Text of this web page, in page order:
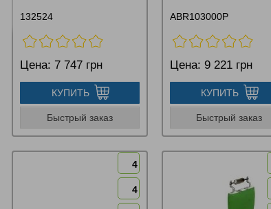
132524
Цена: 7 747 грн
КУПИТЬ
Быстрый заказ
ABR103000P
Цена: 9 221 грн
КУПИТЬ
Быстрый заказ
4
4